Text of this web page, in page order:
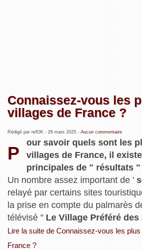
Connaissez-vous les
villages de France ?
Rédigé par refOK - 26 mars 2025- Aucun commentaire
P
our savoir quels sont les
villages de France, il
principales de " résultats "
Un nombre assez important de '
relayé par certains sites
la prise en compte du palmarès
télévisé " Le Village Préféré des
Lire la suite de Connaissez-vous les
France ?